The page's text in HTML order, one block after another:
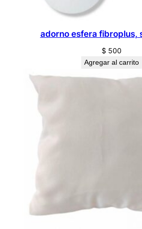
adorno esfera fibroplus,
$ 500
Agregar al carrito